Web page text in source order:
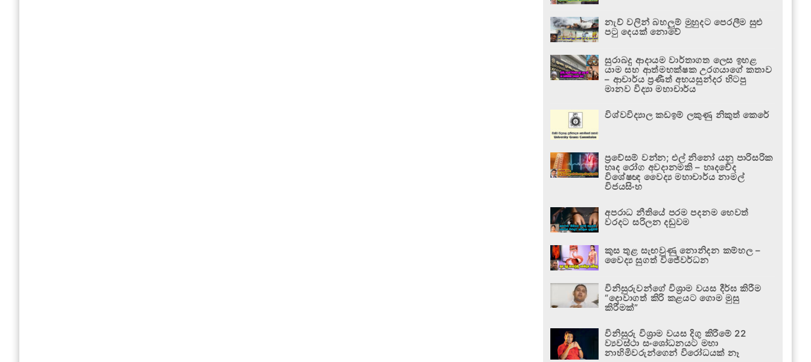
නැව් වලින් බහලුම් මුහුදට පෙරලීම සුළු
පටු දෙයක් නොවේ
සුරාබදු ආදායම වාර්තාගත ලෙස ඉහළ
යාම සහ ආත්මභක්ෂක උරගයාගේ කතාව
– ආචාර්ය ප්‍රණීත් අභයසුන්දර හිටපු
මානව විද්‍යා මහාචාර්ය
විශ්වවිද්‍යාල කඩඉම් ලකුණු නිකුත් කෙරේ
ප්‍රවේසම් වන්න; එල් නිනෝ යනු පාරිසරික
හෘද රෝග අවදානමකි – හෘදවේද
විශේෂඥ වෛද්‍ය මහාචාර්ය නාමල්
විජයසිංහ
අපරාධ නීතියේ පරම පදනම හෙවත්
වරදට සරිලන දඬුවම
කුස තුළ සැඟවුණු නොනිදන කම්හල –
වෛද්‍ය සුගත් විජේවර්ධන
විනිසුරුවන්ගේ විශ්‍රාම වයස දීර්ඝ කිරීම
“දොවාගත් කිරි කළයට ගොම මුසු
කිරීමක්”
විනිසුරු විශ්‍රාම වයස දිගු කිරීමේ 22
ව්‍යවස්ථා සංශෝධනයට මහා
නාහිමිවරුන්ගෙන් විරෝධයක් නෑ